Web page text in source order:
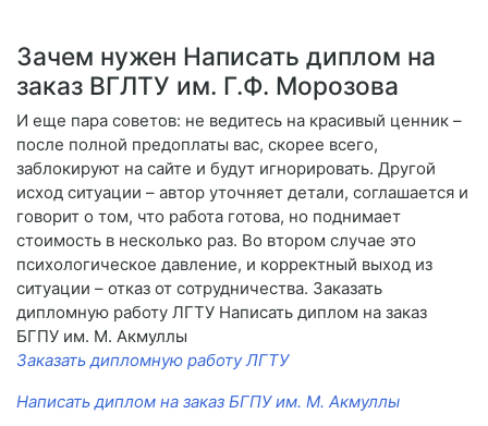
Зачем нужен Написать диплом на
заказ ВГЛТУ им. Г.Ф. Морозова
И еще пара советов: не ведитесь на красивый ценник –
после полной предоплаты вас, скорее всего,
заблокируют на сайте и будут игнорировать. Другой
исход ситуации – автор уточняет детали, соглашается и
говорит о том, что работа готова, но поднимает
стоимость в несколько раз. Во втором случае это
психологическое давление, и корректный выход из
ситуации – отказ от сотрудничества. Заказать
дипломную работу ЛГТУ Написать диплом на заказ
БГПУ им. М. Акмуллы
Заказать дипломную работу ЛГТУ
Написать диплом на заказ БГПУ им. М. Акмуллы